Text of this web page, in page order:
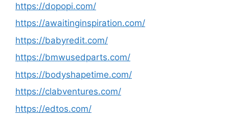
https://dopopi.com/
https://awaitinginspiration.com/
https://babyredit.com/
https://bmwusedparts.com/
https://bodyshapetime.com/
https://clabventures.com/
https://edtos.com/